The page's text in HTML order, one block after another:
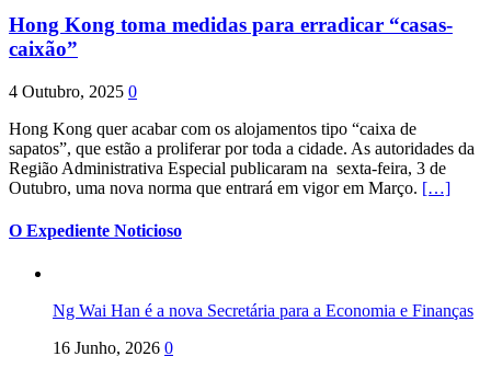
Hong Kong toma medidas para erradicar “casas-
caixão”
4 Outubro, 2025 0
Hong Kong quer acabar com os alojamentos tipo “caixa de
sapatos”, que estão a proliferar por toda a cidade. As autoridades da
Região Administrativa Especial publicaram na sexta-feira, 3 de
Outubro, uma nova norma que entrará em vigor em Março. […]
O Expediente Noticioso
Ng Wai Han é a nova Secretária para a Economia e Finanças
16 Junho, 2026 0